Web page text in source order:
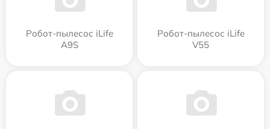
Робот-пылесос iLife
A9S
Робот-пылесос iLife
V55